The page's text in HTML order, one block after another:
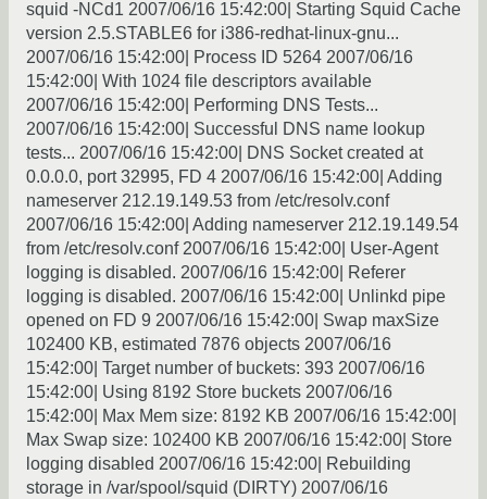
squid -NCd1 2007/06/16 15:42:00| Starting Squid Cache
version 2.5.STABLE6 for i386-redhat-linux-gnu...
2007/06/16 15:42:00| Process ID 5264 2007/06/16
15:42:00| With 1024 file descriptors available
2007/06/16 15:42:00| Performing DNS Tests...
2007/06/16 15:42:00| Successful DNS name lookup
tests... 2007/06/16 15:42:00| DNS Socket created at
0.0.0.0, port 32995, FD 4 2007/06/16 15:42:00| Adding
nameserver 212.19.149.53 from /etc/resolv.conf
2007/06/16 15:42:00| Adding nameserver 212.19.149.54
from /etc/resolv.conf 2007/06/16 15:42:00| User-Agent
logging is disabled. 2007/06/16 15:42:00| Referer
logging is disabled. 2007/06/16 15:42:00| Unlinkd pipe
opened on FD 9 2007/06/16 15:42:00| Swap maxSize
102400 KB, estimated 7876 objects 2007/06/16
15:42:00| Target number of buckets: 393 2007/06/16
15:42:00| Using 8192 Store buckets 2007/06/16
15:42:00| Max Mem size: 8192 KB 2007/06/16 15:42:00|
Max Swap size: 102400 KB 2007/06/16 15:42:00| Store
logging disabled 2007/06/16 15:42:00| Rebuilding
storage in /var/spool/squid (DIRTY) 2007/06/16